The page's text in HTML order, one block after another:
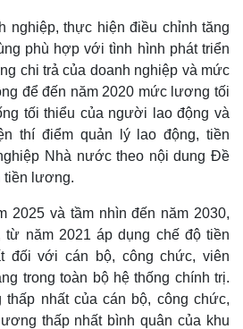
nghiệp, thực hiện điều chỉnh tăng
phù hợp với tình hình phát triển
chi trả của doanh nghiệp và mức
để đến năm 2020 mức lương tối
tối thiểu của người lao động và
thí điểm quản lý lao động, tiền
Nhà nước theo nội dung Đề
tiền lương.
2025 và tầm nhìn đến năm 2030,
năm 2021 áp dụng chế độ tiền
đối với cán bộ, công chức, viên
trong toàn bộ hệ thống chính trị.
thấp nhất của cán bộ, công chức,
thấp nhất bình quân của khu